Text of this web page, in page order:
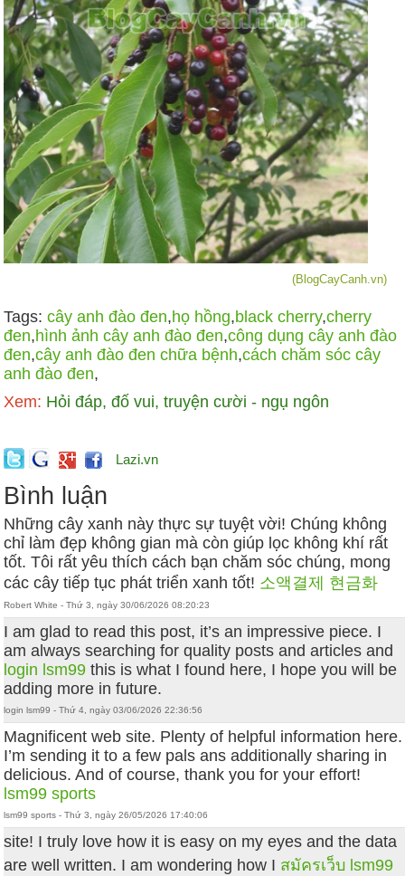
(BlogCayCanh.vn)
Tags:cây anh đào đen,họ hồng,black cherry,cherry
đen,hình ảnh cây anh đào đen,công dụng cây anh đào
đen,cây anh đào đen chữa bệnh,cách chăm sóc cây
anh đào đen,
Xem: Hỏi đáp, đố vui, truyện cười - ngụ ngôn
Lazi.vn
Bình luận
Những cây xanh này thực sự tuyệt vời! Chúng không
chỉ làm đẹp không gian mà còn giúp lọc không khí rất
tốt. Tôi rất yêu thích cách bạn chăm sóc chúng, mong
các cây tiếp tục phát triển xanh tốt! 소액결제 현금화
Robert White - Thứ 3, ngày 30/06/2026 08:20:23
I am glad to read this post, it’s an impressive piece. I
am always searching for quality posts and articles and
login lsm99 this is what I found here, I hope you will be
adding more in future.
login lsm99 - Thứ 4, ngày 03/06/2026 22:36:56
Magnificent web site. Plenty of helpful information here.
I’m sending it to a few pals ans additionally sharing in
delicious. And of course, thank you for your effort!
lsm99 sports
lsm99 sports - Thứ 3, ngày 26/05/2026 17:40:06
site! I truly love how it is easy on my eyes and the data
are well written. I am wondering how I สมัครเว็บ lsm99